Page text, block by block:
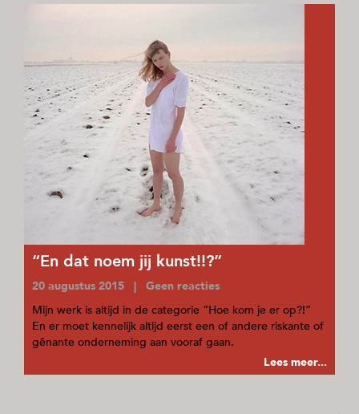
“En dat noem jij kunst!!?”
20 augustus 2015 | Geen reacties
Mijn werk is altijd in de categorie “Hoe kom je er op?!”
En er moet kennelijk altijd eerst een of andere riskante of
gênante onderneming aan vooraf gaan.
Lees meer...